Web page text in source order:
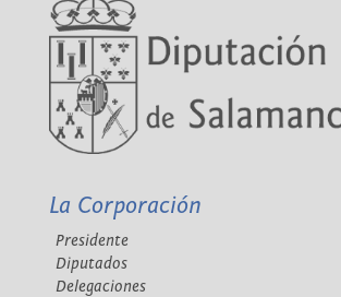
La Corporación
Presidente
Diputados
Delegaciones